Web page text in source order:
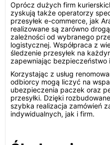
Oprócz dużych firm
zyskują także operatorzy
przesyłek e-commerce, jak
realizowane są zarówno
zależności od wybranego
logistycznej. Współpraca z
śledzenie przesyłek na
zapewniając bezpieczeństwo
Korzystając z usług
odbiorcy mogą liczyć na
ubezpieczenia paczek oraz
przesyłki. Dzięki
szybka realizacja zamówień
indywidualnych, jak i firm.